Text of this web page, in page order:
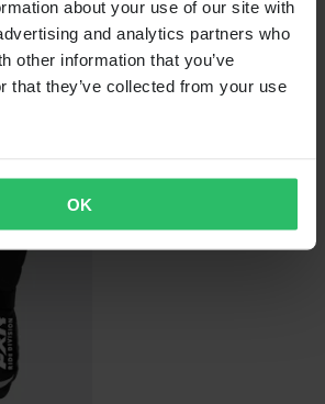
about your use of our site with
and analytics partners who
other information that you’ve
that they’ve collected from your use
OK
€ 89,90
Empire (2025)